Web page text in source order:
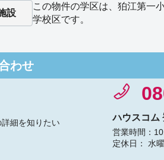
設
この物件の学区は、狛江第一
学校区です。
わせ
詳細を知りたい ハウスコム
営業時間：
定休日： 水